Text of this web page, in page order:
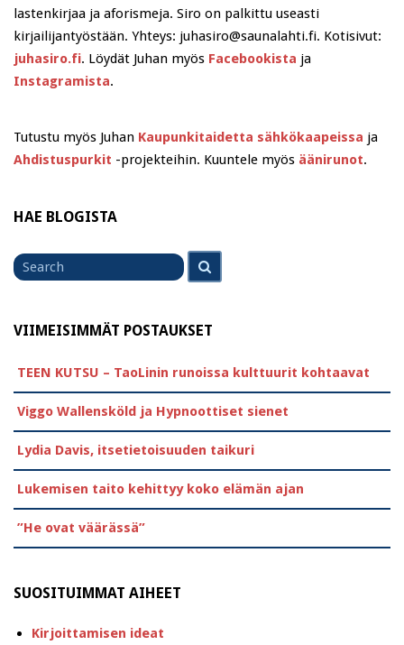
lastenkirjaa ja aforismeja. Siro on palkittu useasti
kirjailijantyöstään. Yhteys: juhasiro@saunalahti.fi. Kotisivut:
juhasiro.fi. Löydät Juhan myös Facebookista ja
Instagramista.
Tutustu myös Juhan Kaupunkitaidetta sähkökaapeissa ja
Ahdistuspurkit -projekteihin. Kuuntele myös äänirunot.
HAE BLOGISTA
Search
for
VIIMEISIMMÄT POSTAUKSET
TEEN KUTSU – TaoLinin runoissa kulttuurit kohtaavat
Viggo Wallensköld ja Hypnoottiset sienet
Lydia Davis, itsetietoisuuden taikuri
Lukemisen taito kehittyy koko elämän ajan
”He ovat väärässä”
SUOSITUIMMAT AIHEET
Kirjoittamisen ideat